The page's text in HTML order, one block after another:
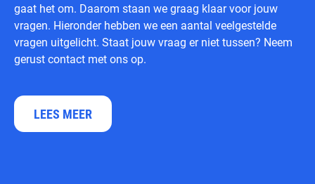
gaat het om. Daarom staan we graag klaar voor jouw
vragen. Hieronder hebben we een aantal veelgestelde
vragen uitgelicht. Staat jouw vraag er niet tussen? Neem
gerust contact met ons op.
LEES MEER